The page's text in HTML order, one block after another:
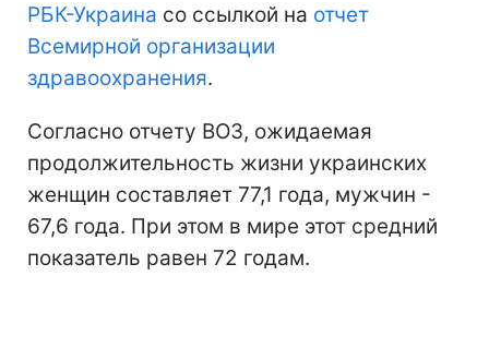
РБК-Украина со ссылкой на отчет
Всемирной организации
здравоохранения.
Согласно отчету ВОЗ, ожидаемая
продолжительность жизни украинских
женщин составляет 77,1 года, мужчин -
67,6 года. При этом в мире этот средний
показатель равен 72 годам.